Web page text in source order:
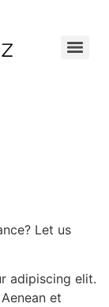
Let us
adipiscing elit.
et